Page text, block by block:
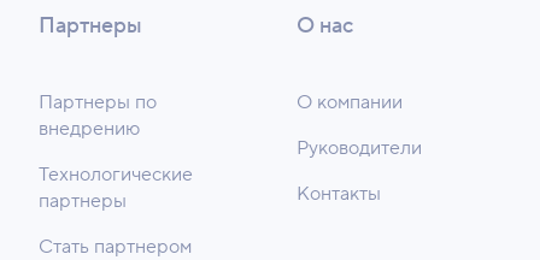
Партнеры
Партнеры по
внедрению
Технологические
партнеры
Стать партнером
О нас
О компании
Руководители
Контакты